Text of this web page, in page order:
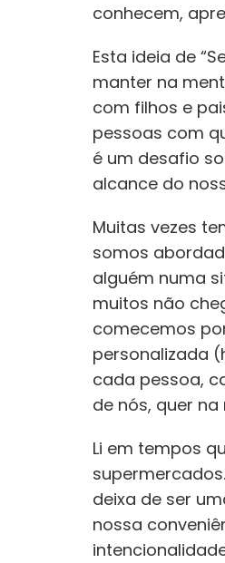
conhecem,
Esta ideia de
manter na
com filhos e
pessoas com
é um desafio
alcance do
Muitas vezes
somos
alguém numa
muitos não
comecemos
personalizada
cada pessoa,
de nós, quer
Li em tempos
deixa de ser
nossa